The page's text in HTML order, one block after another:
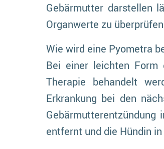
Gebärmutter darstellen
Organwerte zu
Wie wird eine Pyometra
Bei einer leichten Form
Therapie behandelt
Erkrankung bei den
Gebärmutterentzündung
entfernt und die Hündin